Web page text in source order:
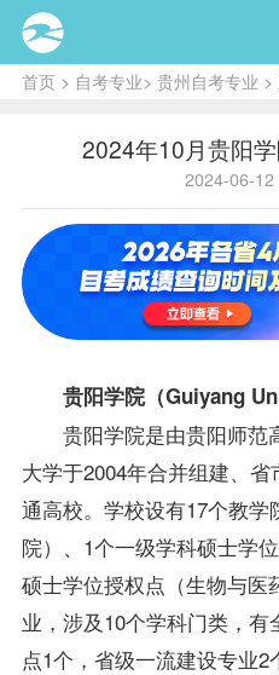
首页> 自考专业> 贵州自考专业 >
2024年10月贵阳
2024-06-12
贵阳学院（Guiyang
贵阳学院是由贵阳师范
大学于2004年合并组建、
通高校。学校设有17个教学
院）、1个一级学科硕士学
硕士学位授权点（生物与医
业，涉及10个学科门类，
点1个，省级一流建设专业